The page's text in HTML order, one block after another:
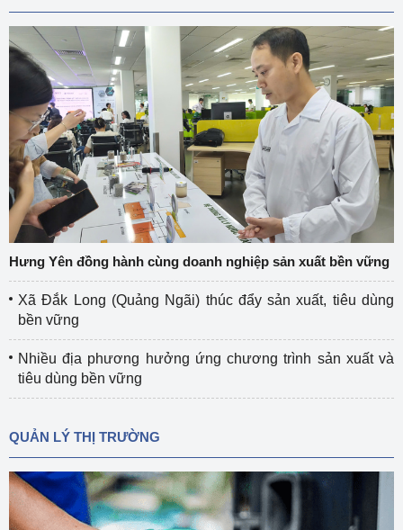
Hưng Yên đồng hành cùng doanh nghiệp sản xuất bền vững
Xã Đắk Long (Quảng Ngãi) thúc đẩy sản xuất, tiêu dùng
bền vững
Nhiều địa phương hưởng ứng chương trình sản xuất và
tiêu dùng bền vững
QUẢN LÝ THỊ TRƯỜNG